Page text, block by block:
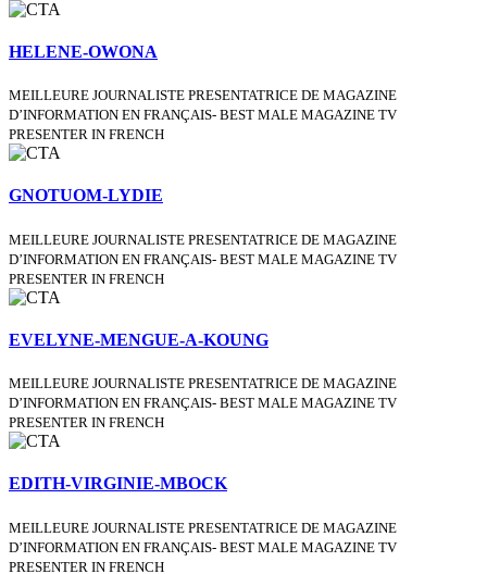
HELENE-OWONA
MEILLEURE JOURNALISTE PRESENTATRICE DE MAGAZINE
D’INFORMATION EN FRANÇAIS- BEST MALE MAGAZINE TV
PRESENTER IN FRENCH
GNOTUOM-LYDIE
MEILLEURE JOURNALISTE PRESENTATRICE DE MAGAZINE
D’INFORMATION EN FRANÇAIS- BEST MALE MAGAZINE TV
PRESENTER IN FRENCH
EVELYNE-MENGUE-A-KOUNG
MEILLEURE JOURNALISTE PRESENTATRICE DE MAGAZINE
D’INFORMATION EN FRANÇAIS- BEST MALE MAGAZINE TV
PRESENTER IN FRENCH
EDITH-VIRGINIE-MBOCK
MEILLEURE JOURNALISTE PRESENTATRICE DE MAGAZINE
D’INFORMATION EN FRANÇAIS- BEST MALE MAGAZINE TV
PRESENTER IN FRENCH